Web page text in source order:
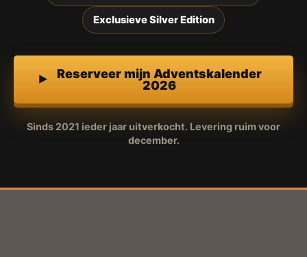
Exclusieve Silver Edition
Reserveer mijn Adventskalender
2026
Sinds 2021 ieder jaar uitverkocht. Levering ruim voor
december.